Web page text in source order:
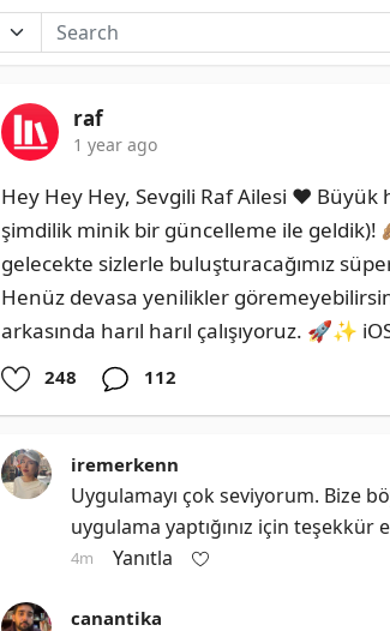
raf
1 year ago
Hey Hey Hey, Sevgili Raf Ailesi ❤️
şimdilik minik bir güncelleme ile geldik)!
gelecekte sizlerle buluşturacağımız
Henüz devasa yenilikler
arkasında harıl harıl çalışıyoruz. 🚀✨
248 112
iremerkenn
Uygulamayı çok seviyorum. Bize
uygulama yaptığınız için teşekkür
4m Yanıtla
canantika